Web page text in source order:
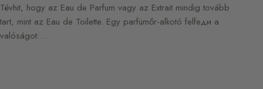
Tévhit, hogy az Eau de Parfum vagy az Extrait mindig tovább
tart, mint az Eau de Toilette. Egy parfümőr-alkotó felfeди a
valóságot:…